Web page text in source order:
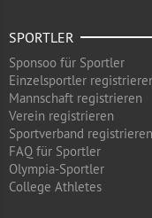
SPORTLER
Sponsoo für Sportler
Einzelsportler
Mannschaft registrieren
Verein registrieren
Sportverband registrieren
FAQ für Sportler
Olympia-Sportler
College Athletes